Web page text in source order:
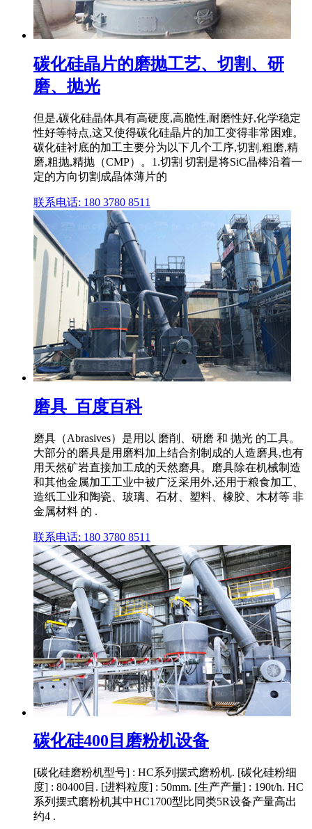
碳化硅晶片的磨抛工艺、切割、研
磨、抛光
但是,碳化硅晶体具有高硬度,高脆性,耐磨性好,化学稳定
性好等特点,这又使得碳化硅晶片的加工变得非常困难。
碳化硅衬底的加工主要分为以下几个工序,切割,粗磨,精
磨,粗抛,精抛（CMP）。1.切割 切割是将SiC晶棒沿着一
定的方向切割成晶体薄片的
联系电话: 180 3780 8511
磨具_百度百科
磨具（Abrasives）是用以 磨削、研磨 和 抛光 的工具。
大部分的磨具是用磨料加上结合剂制成的人造磨具,也有
用天然矿岩直接加工成的天然磨具。磨具除在机械制造
和其他金属加工工业中被广泛采用外,还用于粮食加工、
造纸工业和陶瓷、玻璃、石材、塑料、橡胶、木材等 非
金属材料 的 .
联系电话: 180 3780 8511
碳化硅400目磨粉机设备
[碳化硅磨粉机型号] : HC系列摆式磨粉机. [碳化硅粉细
度] : 80400目. [进料粒度] : 50mm. [生产产量] : 190t/h. HC
系列摆式磨粉机其中HC1700型比同类5R设备产量高出
约4 .